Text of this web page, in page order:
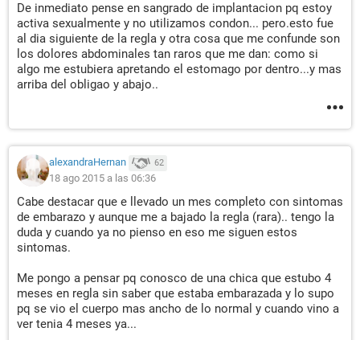
De inmediato pense en sangrado de implantacion pq estoy
activa sexualmente y no utilizamos condon... pero.esto fue
al dia siguiente de la regla y otra cosa que me confunde son
los dolores abdominales tan raros que me dan: como si
algo me estubiera apretando el estomago por dentro...y mas
arriba del obligao y abajo..
alexandraHernan 62
18 ago 2015 a las 06:36
Cabe destacar que e llevado un mes completo con sintomas
de embarazo y aunque me a bajado la regla (rara).. tengo la
duda y cuando ya no pienso en eso me siguen estos
sintomas.
Me pongo a pensar pq conosco de una chica que estubo 4
meses en regla sin saber que estaba embarazada y lo supo
pq se vio el cuerpo mas ancho de lo normal y cuando vino a
ver tenia 4 meses ya...